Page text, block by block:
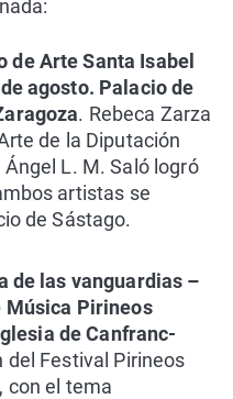
de Arte Santa Isabel
agosto. Palacio de
. Rebeca Zarza
de la Diputación
L. M. Saló logró
artistas se
de Sástago.
de las vanguardias –
Música Pirineos
de Canfranc-
del Festival Pirineos
con el tema